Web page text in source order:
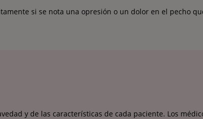
si se nota una opresión o un dolor en el pecho
y de las características de cada paciente. Los